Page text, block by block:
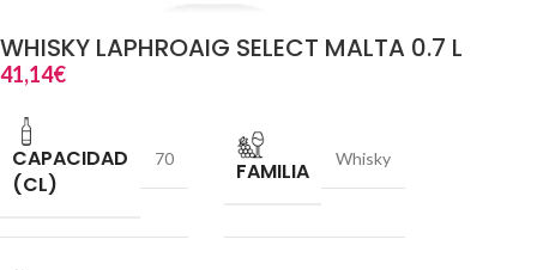
WHISKY LAPHROAIG SELECT MALTA 0.7 L
41,14€
CAPACIDAD
(CL)
70 FAMILIA Whisky